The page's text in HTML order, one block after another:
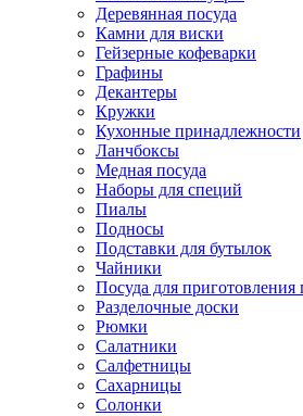
Деревянная посуда
Камни для виски
Гейзерные кофеварки
Графины
Декантеры
Кружки
Кухонные принадлежности
Ланчбоксы
Медная посуда
Наборы для специй
Пиалы
Подносы
Подставки для бутылок
Чайники
Посуда для
Разделочные доски
Рюмки
Салатники
Салфетницы
Сахарницы
Солонки